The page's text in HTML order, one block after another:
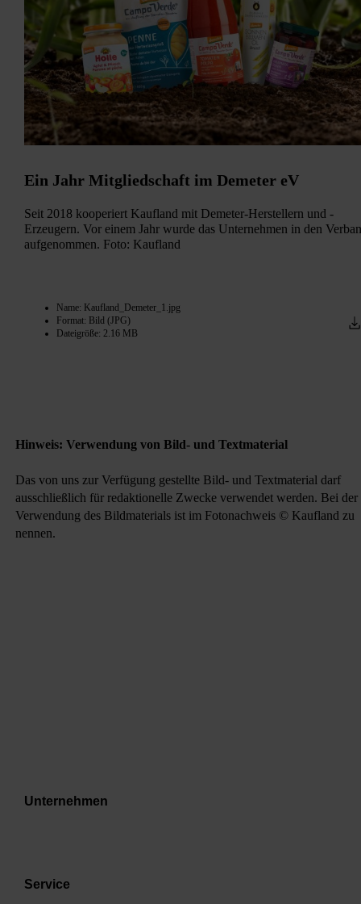
Ein Jahr Mitgliedschaft im Demeter eV
Seit 2018 kooperiert Kaufland mit Demeter-Herstellern und -
Erzeugern. Vor einem Jahr wurde das Unternehmen in den
aufgenommen. Foto: Kaufland
Name: Kaufland_Demeter_1.jpg
Format: Bild (JPG)
Dateigröße: 2.16 MB
Hinweis: Verwendung von Bild- und Textmaterial
Das von uns zur Verfügung gestellte Bild- und Textmaterial darf
ausschließlich für redaktionelle Zwecke verwendet werden. Bei der
Verwendung des Bildmaterials ist im Fotonachweis © Kaufland zu
nennen.
Unternehmen
Service